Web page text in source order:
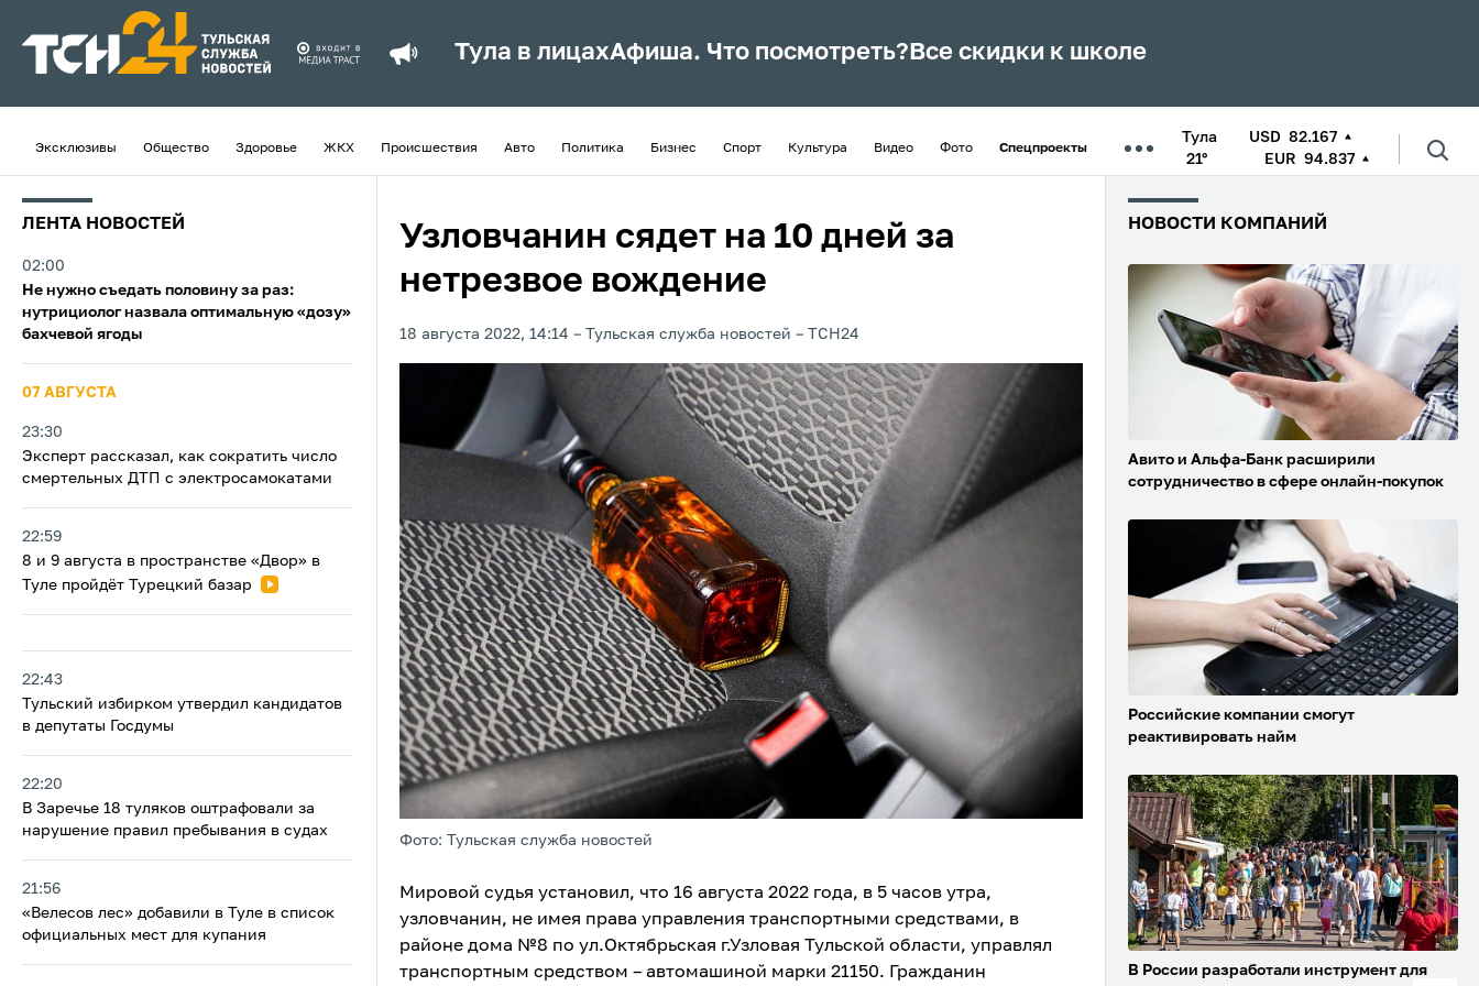
Тула в лицахАфиша. Что посмотреть? Все скидки к школе
Эксклюзивы Общество Здоровье ЖКХ Происшествия Авто Политика Бизнес Спорт Культура Видео Фото Спецпроекты
Тула
21°
USD 82.167
EUR 94.837
ЛЕНТА НОВОСТЕЙ
02:00
Не нужно съедать половину за раз:
нутрициолог назвала оптимальную «дозу»
бахчевой ягоды
07 АВГУСТА
23:30
Эксперт рассказал, как сократить число
смертельных ДТП с электросамокатами
22:59
8 и 9 августа в пространстве «Двор» в
Туле пройдёт Турецкий базар
22:43
Тульский избирком утвердил кандидатов
в депутаты Госдумы
22:20
В Заречье 18 туляков оштрафовали за
нарушение правил пребывания в судах
21:56
«Велесов лес» добавили в Туле в список
официальных мест для купания
Узловчанин сядет на 10 дней за
нетрезвое вождение
18 августа 2022, 14:14 Тульская служба новостей ТСН24
Фото: Тульская служба новостей
Мировой судья установил, что 16 августа 2022 года, в 5 часов утра,
узловчанин, не имея права управления транспортными средствами, в
районе дома №8 по ул.Октябрьская г.Узловая Тульской области, управлял
транспортным средством – автомашиной марки 21150. Гражданин
НОВОСТИ КОМПАНИЙ
Авито и Альфа-Банк расширили
сотрудничество в сфере онлайн-покупок
Российские компании смогут
реактивировать найм
В России разработали инструмент для